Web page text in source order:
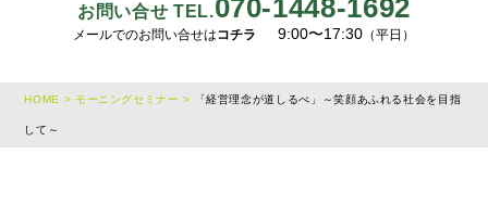
お問い合せ TEL.070-1448-1692
メールでのお問い合せはコチラ 9:00〜17:30 （平日）
HOME > モーニングセミナー > 「経営理念が道しるべ」～笑顔あふれる社会を目指
して～